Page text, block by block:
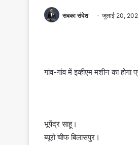
सबका संदेश जुलाई 20,
गांव-गांव में इव्हीएम मशीन का
भूपेंद्र साहू।
ब्यूरो चीफ बिलासपुर।